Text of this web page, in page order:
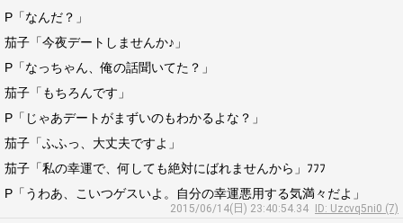
P「なんだ？」
茄子「今夜デートしませんか♪」
P「なっちゃん、俺の話聞いてた？」
茄子「もちろんです」
P「じゃあデートがまずいのもわかるよな？」
茄子「ふふっ、大丈夫ですよ」
茄子「私の幸運で、何しても絶対にばれませんから」ﾌﾌﾌ
P「うわあ、こいつゲスいよ。自分の幸運悪用する気満々だよ」
2015/06/14(日) 23:40:54.34
ID: Uzcvq5ni0 (7)